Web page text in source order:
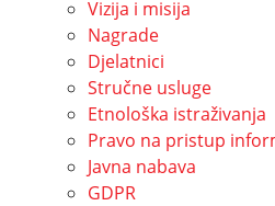
Vizija i misija
Nagrade
Djelatnici
Stručne usluge
Etnološka istraživanja
Pravo na pristup
Javna nabava
GDPR